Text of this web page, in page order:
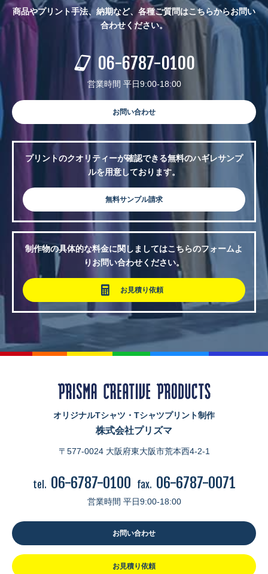
商品やプリント手法、納期など、各種ご質問はこちらからお問い
合わせください。
06-6787-0100
営業時間 平日9:00-18:00
お問い合わせ
プリントのクオリティーが確認できる無料のハギレサンプ
ルを用意しております。
無料サンプル請求
制作物の具体的な料金に関しましてはこちらのフォームよ
りお問い合わせください。
お見積り依頼
オリジナルTシャツ・Tシャツプリント制作
株式会社プリズマ
〒577-0024 大阪府東大阪市荒本西4-2-1
tel. 06-6787-0100 fax. 06-6787-0071
営業時間 平日9:00-18:00
お問い合わせ
お見積り依頼